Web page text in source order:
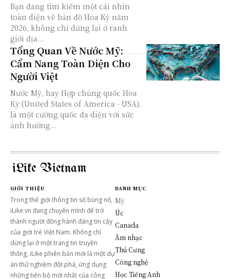
Bạn đang tìm kiếm một cái nhìn
toàn diện về bản đồ Hoa Kỳ năm
2026, không chỉ dừng lại ở ranh
giới địa...
Tổng Quan Về Nước Mỹ:
Cẩm Nang Toàn Diện Cho
Người Việt
Nước Mỹ, hay Hợp chủng quốc Hoa
Kỳ (United States of America - USA),
là một cường quốc đa diện với sức
ảnh hưởng...
iLike Vietnam
GIỚI THIỆU
Trong thế giới thông tin số bùng nổ,
iLike.vn đang chuyển mình để trở
thành người đồng hành đáng tin cậy
của giới trẻ Việt Nam. Không chỉ
dừng lại ở một trang tin truyền
thống, iLike phiên bản mới là một dự
án thử nghiệm đột phá, ứng dụng
những tiến bộ mới nhất của công
DANH MỤC
Mỹ
Úc
Canada
Âm nhạc
Thú Cưng
Công nghệ
Học Tiếng Anh